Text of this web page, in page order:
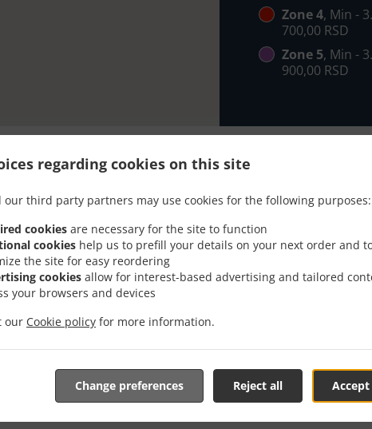
regarding cookies on this site
our third party partners may use cookies for the following purposes:
cookies are necessary for the site to function
cookies help us to prefill your details on your next order and
the site for easy reordering
cookies allow for interest-based advertising and tailored
your browsers and devices
our Cookie policy for more information.
Reject all
Change preferences
Zone 4, Min -
700,00 RSD
Zone 5, Min -
900,00 RSD
Dostavom U Beograd
Karaburma i sa zadovoljstvom će mo preuzeti vašu
jelovnik i pošaljite nam porudžbinu kada budete
porudžbinu i pošaljemo potvrdu prijema sa navedenim